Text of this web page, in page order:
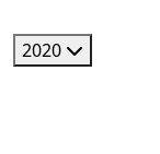
2020